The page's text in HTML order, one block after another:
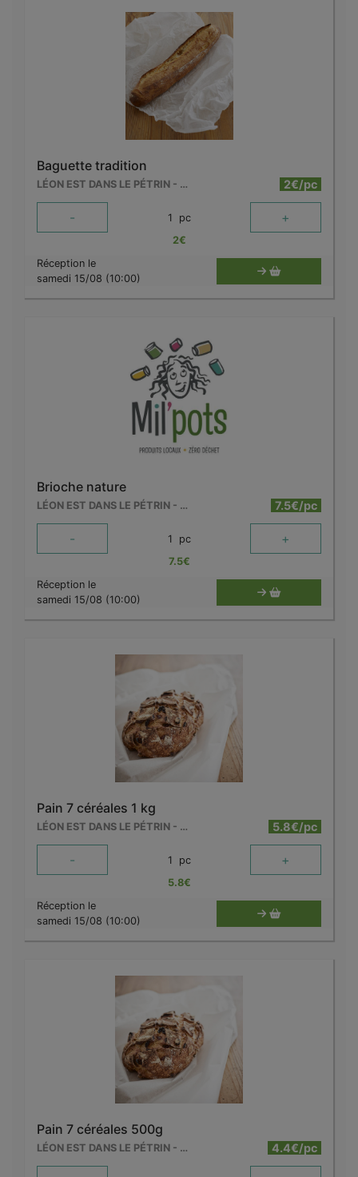
Baguette tradition
LÉON EST DANS LE PÉTRIN - MOUSCRON 2€/pc
- 1 pc +
2€
Réception le
samedi 15/08 (10:00)
Brioche nature
LÉON EST DANS LE PÉTRIN - MOUSCRON 7.5€/pc
- 1 pc +
7.5€
Réception le
samedi 15/08 (10:00)
Pain 7 céréales 1 kg
LÉON EST DANS LE PÉTRIN - MOUSCRON 5.8€/pc
- 1 pc +
5.8€
Réception le
samedi 15/08 (10:00)
Pain 7 céréales 500g
LÉON EST DANS LE PÉTRIN - MOUSCRON 4.4€/pc